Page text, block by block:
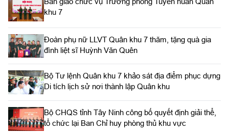
khu 7
Đoàn phụ nữ LLVT Quân khu 7 thăm, tặng quà gia
đình liệt sĩ Huỳnh Văn Quên
Bộ Tư lệnh Quân khu 7 khảo sát địa điểm phục dựng
Di tích lịch sử nơi thành lập Quân khu
Bộ CHQS tỉnh Tây Ninh công bố quyết định giải thể,
tổ chức lại Ban Chỉ huy phòng thủ khu vực